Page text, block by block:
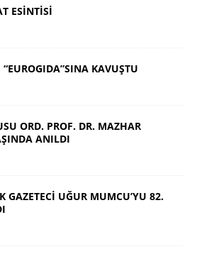
ESİNTİSİ
“EUROGIDA”SINA KAVUŞTU
ORD. PROF. DR. MAZHAR
ANILDI
GAZETECİ UĞUR MUMCU’YU 82.